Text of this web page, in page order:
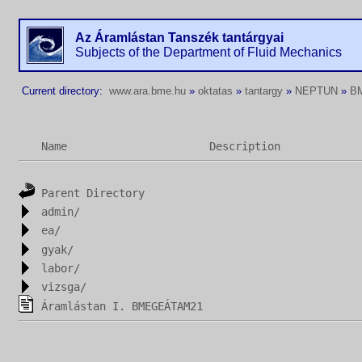
Az Áramlástan Tanszék tantárgyai
Subjects of the Department of Fluid Mechanics
Current directory: www.ara.bme.hu » oktatas » tantargy » NEPTUN »
Name Description
Parent Directory
admin/
ea/
gyak/
labor/
vizsga/
Áramlástan I. BMEGEÁTAM21